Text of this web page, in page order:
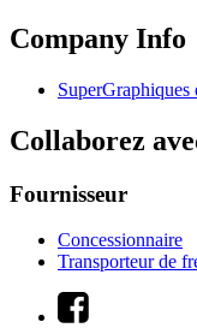
Company Info
SuperGraphiques
Collaborez
Fournisseur
Concessionnaire
Transporteur de